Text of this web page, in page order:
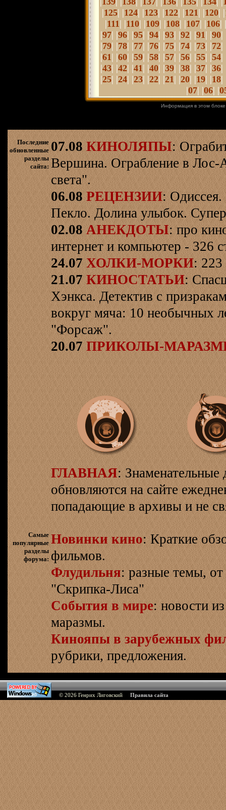
|125| |124| |123| |122| |121| |120| |
|111| |110| |109| |108| |107| |106|
|97| |96| |95| |94| |93| |92| |91| |90|
|79| |78| |77| |76| |75| |74| |73| |72|
|61| |60| |59| |58||57| |56| |55| |54|
|43| |42| |41| |40| |39| |38| |37| |36|
|25| |24| |23| |22| |21| |20| |19| |18|
|07| |06| |
Информация в этом
Последние
обновленные
разделы
сайта:
07.08 КИНОЛЯПЫ:
Вершина. Ограбление в Лос-
света".
06.08 РЕЦЕНЗИИ:
Пекло. Долина улыбок.
02.08 АНЕКДОТЫ: про
интернет и компьютер - 326
24.07 ХОЛКИ-МОРКИ: 223
21.07 КИНОСТАТЬИ:
Хэнкса. Детектив с
вокруг мяча: 10 необычных
"Форсаж".
20.07 ПРИКОЛЫ-
ГЛАВНАЯ: Знаменательные
обновляются на сайте
попадающие в архивы и не
Самые
популярные
разделы
форума:
Новинки кино: Краткие
фильмов.
Флудильня: разные темы,
"Скрипка-Лиса"
События в мире: новости
маразмы.
Кинояпы в зарубежных
рубрики, предложения.
© 2026 Генрих Лиговский Правила сайта